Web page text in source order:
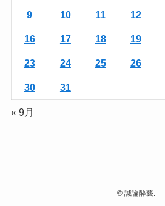
9 10 11 12
16 17 18 19
23 24 25 26
30 31
« 9月
©誠論酔藝.